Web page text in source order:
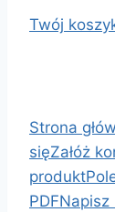
Twój
Strona
sięZałóż
produkt
PDFNapisz